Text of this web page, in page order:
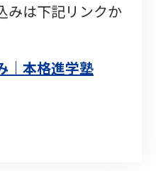
みは下記リンクか
｜本格進学塾